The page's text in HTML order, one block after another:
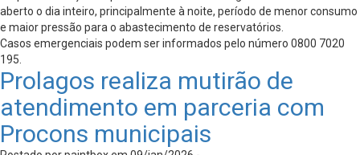
aberto o dia inteiro, principalmente à noite, período de menor consumo
e maior pressão para o abastecimento de reservatórios.
Casos emergenciais podem ser informados pelo número 0800 7020
195.
Prolagos realiza mutirão de
atendimento em parceria com
Procons municipais